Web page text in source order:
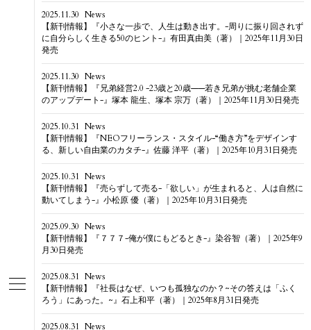
2025.11.30 News
【新刊情報】『小さな一歩で、人生は動き出す。-周りに振り回されず
に自分らしく生きる50のヒント-』有田真由美（著）｜2025年11月30日
発売
2025.11.30 News
【新刊情報】『兄弟経営2.0 -23歳と20歳——若き兄弟が挑む老舗企業
のアップデート-』塚本 龍生、塚本 宗万（著）｜2025年11月30日発売
2025.10.31 News
【新刊情報】『NEOフリーランス・スタイル-“働き方”をデザインす
る、新しい自由業のカタチ-』佐藤 洋平（著）｜2025年10月31日発売
2025.10.31 News
【新刊情報】『売らずして売る-「欲しい」が生まれると、人は自然に
動いてしまう-』小松原 優（著）｜2025年10月31日発売
2025.09.30 News
【新刊情報】『７７７-俺が僕にもどるとき-』染谷智（著）｜2025年9
月30日発売
2025.08.31 News
【新刊情報】『社長はなぜ、いつも孤独なのか？~その答えは「ふく
ろう」にあった。~』石上和平（著）｜2025年8月31日発売
2025.08.31 News